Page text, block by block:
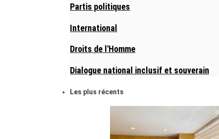
Partis politiques
International
Droits de l'Homme
Dialogue national inclusif et souverain
Les plus récents